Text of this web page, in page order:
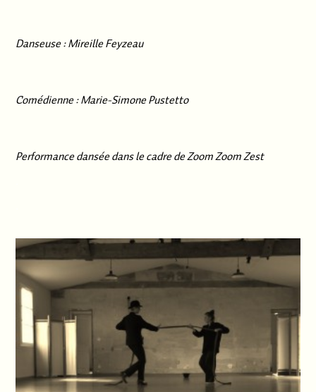
Danseuse : Mireille Feyzeau
Comédienne : Marie-Simone Pustetto
Performance dansée dans le cadre de Zoom Zoom Zest